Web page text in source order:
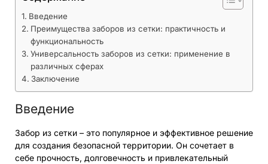
Введение
Преимущества заборов из сетки: практичность и
функциональность
Универсальность заборов из сетки: применение в
различных сферах
Заключение
Введение
Забор из сетки – это популярное и эффективное решение
для создания безопасной территории. Он сочетает в
себе прочность, долговечность и привлекательный